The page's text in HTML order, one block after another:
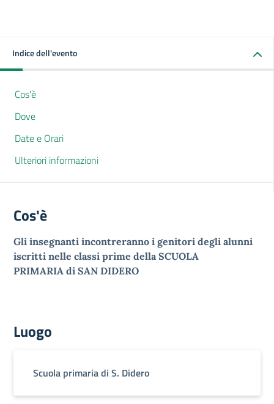
Indice dell'evento
Cos'è
Dove
Date e Orari
Ulteriori informazioni
Cos'è
Gli insegnanti incontreranno i genitori degli alunni
iscritti nelle classi prime della SCUOLA
PRIMARIA di SAN DIDERO
Luogo
Scuola primaria di S. Didero